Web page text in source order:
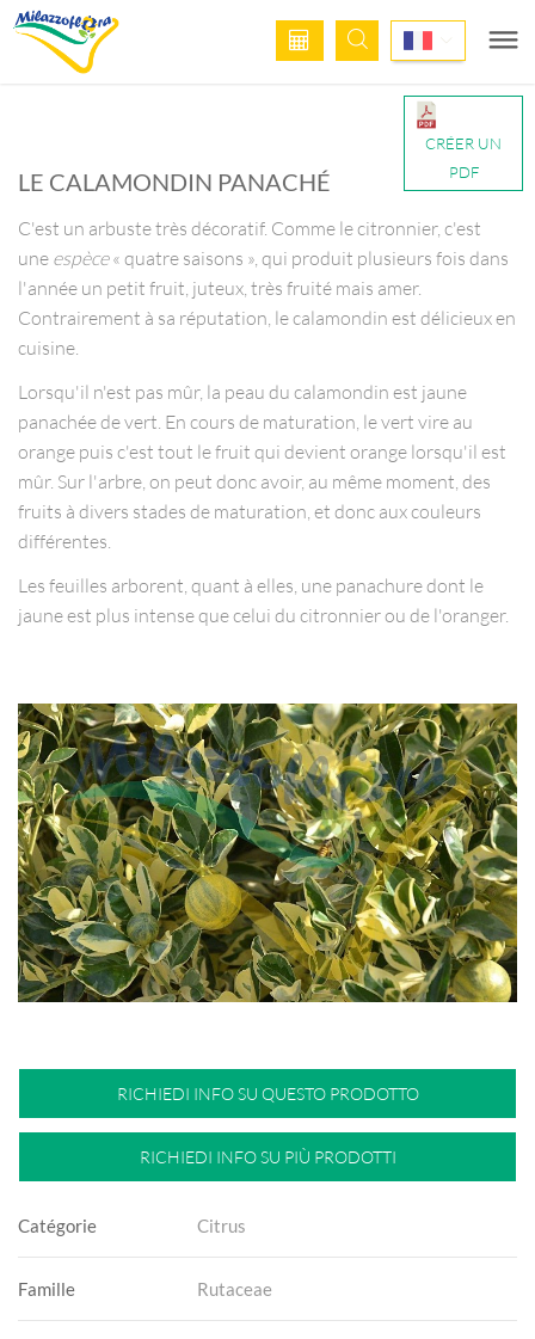
LE CALAMONDIN PANACHÉ
CRÉER UN
PDF
C'est un arbuste très décoratif. Comme le citronnier, c'est
une espèce« quatre saisons », qui produit plusieurs fois dans
l'année un petit fruit, juteux, très fruité mais amer.
Contrairement à sa réputation, le calamondin est délicieux en
cuisine.
Lorsqu'il n'est pas mûr, la peau du calamondin est jaune
panachée de vert. En cours de maturation, le vert vire au
orange puis c'est tout le fruit qui devient orange lorsqu'il est
mûr. Sur l'arbre, on peut donc avoir, au même moment, des
fruits à divers stades de maturation, et donc aux couleurs
différentes.
Les feuilles arborent, quant à elles, une panachure dont le
jaune est plus intense que celui du citronnier ou de l'oranger.
RICHIEDI INFO SU QUESTO PRODOTTO
RICHIEDI INFO SU PIÙ PRODOTTI
Catégorie Citrus
Famille Rutaceae